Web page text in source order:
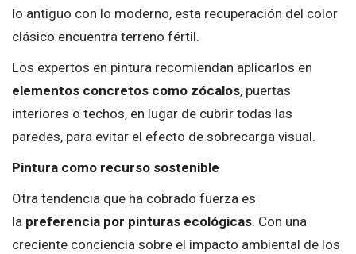
lo antiguo con lo moderno, esta recuperación del color
clásico encuentra terreno fértil.
Los expertos en pintura recomiendan aplicarlos en
elementos concretos como zócalos, puertas
interiores o techos, en lugar de cubrir todas las
paredes, para evitar el efecto de sobrecarga visual.
Pintura como recurso sostenible
Otra tendencia que ha cobrado fuerza es
la preferencia por pinturas ecológicas. Con una
creciente conciencia sobre el impacto ambiental de los